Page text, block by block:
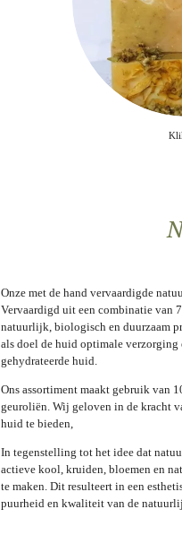
Onze met de hand vervaardigde
Vervaardigd uit een combinatie van
natuurlijk, biologisch en duurzaam
als doel de huid optimale verzorging
gehydrateerde huid.
Ons assortiment maakt gebruik van
geuroliën. Wij geloven in de kracht
huid te bieden,
In tegenstelling tot het idee dat
actieve kool, kruiden, bloemen en
te maken. Dit resulteert in een
puurheid en kwaliteit van de